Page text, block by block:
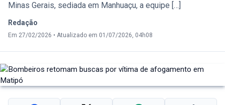
Minas Gerais, sediada em Manhuaçu, a equipe […]
Redação
Em 27/02/2026 • Atualizado em 01/07/2026, 04h08